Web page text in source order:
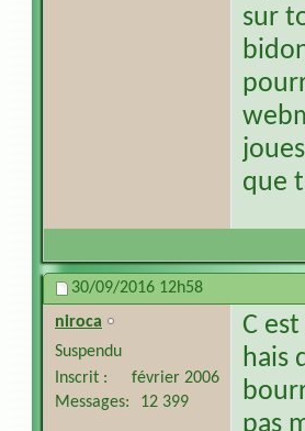
sur
que
30/09/2016 12h58
niroca
Suspendu
Inscrit
février 2006
Messages
12 399
C
hais
pas